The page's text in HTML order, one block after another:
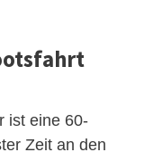
ist eine 60-
Zeit an den